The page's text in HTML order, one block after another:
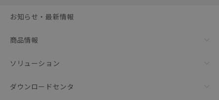
お知らせ・最新情報
商品情報
ソリューション
ダウンロードセンタ